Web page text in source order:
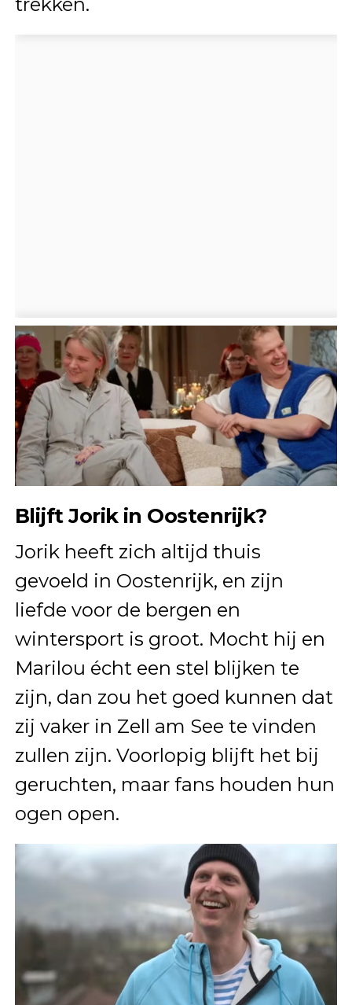
Blijft Jorik in Oostenrijk?
Jorik heeft zich altijd thuis
gevoeld in Oostenrijk, en zijn
liefde voor de bergen en
wintersport is groot. Mocht hij en
Marilou écht een stel blijken te
zijn, dan zou het goed kunnen dat
zij vaker in Zell am See te vinden
zullen zijn. Voorlopig blijft het bij
geruchten, maar fans houden hun
ogen open.